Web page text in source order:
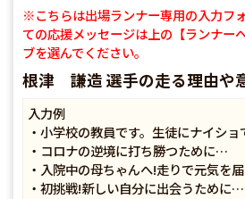
※こちらは出場ランナー専用の入力フ
ての応援メッセージは上の【ランナー
ブを選んでください。
根津 謙造 選手の走る理由や
入力例
・小学校の教員です。生徒にナイシ
・コロナの逆境に打ち勝つために…
・入院中の母ちゃんへ!走りで元気を
・初挑戦!新しい自分に出会うために…